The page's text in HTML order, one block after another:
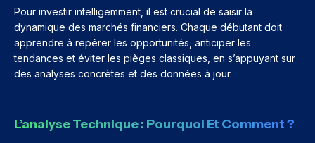
Pour investir intelligemment, il est crucial de saisir la
dynamique des marchés financiers. Chaque débutant doit
apprendre à repérer les opportunités, anticiper les
tendances et éviter les pièges classiques, en s’appuyant sur
des analyses concrètes et des données à jour.
L’analyse Technique : Pourquoi Et Comment ?